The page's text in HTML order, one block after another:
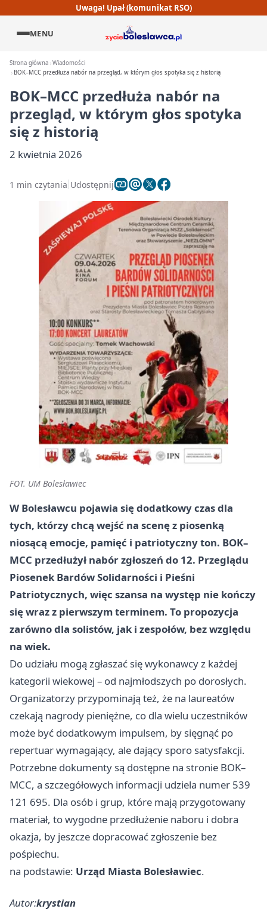
Uwaga! Upał (komunikat RSO)
MENU
Strona główna Wiadomości
BOK–MCC przedłuża nabór na przegląd, w którym głos spotyka się z historią
BOK–MCC przedłuża nabór na
przegląd, w którym głos spotyka
się z historią
2 kwietnia 2026
1 min czytania Udostępnij
FOT. UM Bolesławiec
W Bolesławcu pojawia się dodatkowy czas dla
tych, którzy chcą wejść na scenę z piosenką
niosącą emocje, pamięć i patriotyczny ton. BOK–
MCC przedłużył nabór zgłoszeń do 12. Przeglądu
Piosenek Bardów Solidarności i Pieśni
Patriotycznych, więc szansa na występ nie kończy
się wraz z pierwszym terminem. To propozycja
zarówno dla solistów, jak i zespołów, bez względu
na wiek.
Do udziału mogą zgłaszać się wykonawcy z każdej
kategorii wiekowej – od najmłodszych po dorosłych.
Organizatorzy przypominają też, że na laureatów
czekają nagrody pieniężne, co dla wielu uczestników
może być dodatkowym impulsem, by sięgnąć po
repertuar wymagający, ale dający sporo satysfakcji.
Potrzebne dokumenty są dostępne na stronie BOK–
MCC, a szczegółowych informacji udziela numer 539
121 695. Dla osób i grup, które mają przygotowany
materiał, to wygodne przedłużenie naboru i dobra
okazja, by jeszcze dopracować zgłoszenie bez
pośpiechu.
na podstawie: Urząd Miasta Bolesławiec.
Autor:krystian